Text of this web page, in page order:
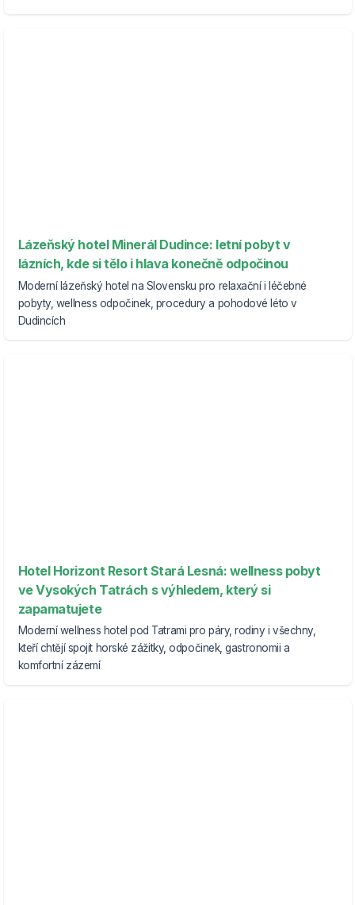
Lázeňský hotel Minerál Dudince: letní pobyt v
lázních, kde si tělo i hlava konečně odpočinou
Moderní lázeňský hotel na Slovensku pro relaxační i léčebné
pobyty, wellness odpočinek, procedury a pohodové léto v
Dudincích
Hotel Horizont Resort Stará Lesná: wellness pobyt
ve Vysokých Tatrách s výhledem, který si
zapamatujete
Moderní wellness hotel pod Tatrami pro páry, rodiny i všechny,
kteří chtějí spojit horské zážitky, odpočinek, gastronomii a
komfortní zázemí